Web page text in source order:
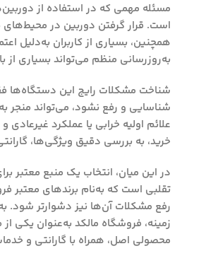
مسئله مهمی که در استفاده از
است. قرار گرفتن دوربین در محیط‌های
همچنین، بسیاری از کاربران به‌دلیل
به‌روزرسانی منظم می‌تواند بسیاری
شناخت مشکلات رایج این دستگاه‌ها
شناسایی و رفع نشود، می‌تواند منجر
علائم اولیه خرابی یا عملکرد
خرید، به بررسی دقیق ویژگی‌ها،
در این میان، انتخاب یک منبع معتبر
تقلبی است که به‌نام برندهای معتبر
رفع مشکلات آن‌ها نیز دشوارتر شود.
زمینه، فروشگاه مالکد به‌عنوان یکی
محصولی اصل، همراه با گارانتی و